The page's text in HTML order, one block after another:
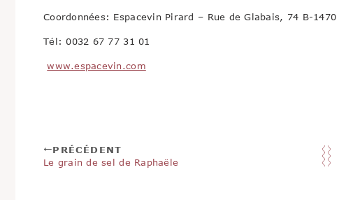
Coordonnées: Espacevin Pirard – Rue de Glabais, 74 B-1470
Tél: 0032 67 77 31 01
www.espacevin.com
PRÉCÉDENT
Le grain de sel de Raphaële